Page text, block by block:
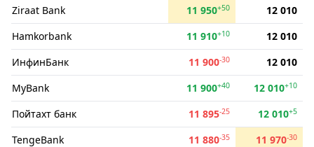
Ziraat Bank 11 950+50
12 010
Hamkorbank
11 910+10
12 010
ИнфинБанк
11 900-30
12 010
MyBank
11 900+40 12 010+10
Пойтахт банк 11 895-25 12 010+5
TengeBank 11 880-35 11 970-30